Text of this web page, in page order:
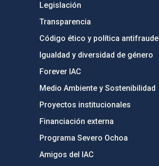
Legislación
Transparencia
Código ético y política antifraude
Igualdad y diversidad de género
Forever IAC
Medio Ambiente y Sostenibilidad
Proyectos institucionales
Financiación externa
Programa Severo Ochoa
Amigos del IAC